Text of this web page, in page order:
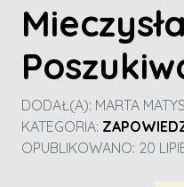
DODAŁ(A): MARTA
KATEGORIA:
OPUBLIKOWANO: 20